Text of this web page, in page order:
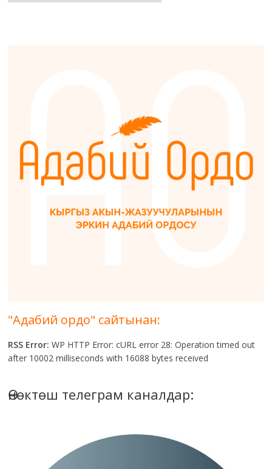
"Адабий ордо" сайтынан:
RSS Error: WP HTTP Error: cURL error 28: Operation timed out
after 10002 milliseconds with 16088 bytes received
Өнөктөш телеграм каналдар: